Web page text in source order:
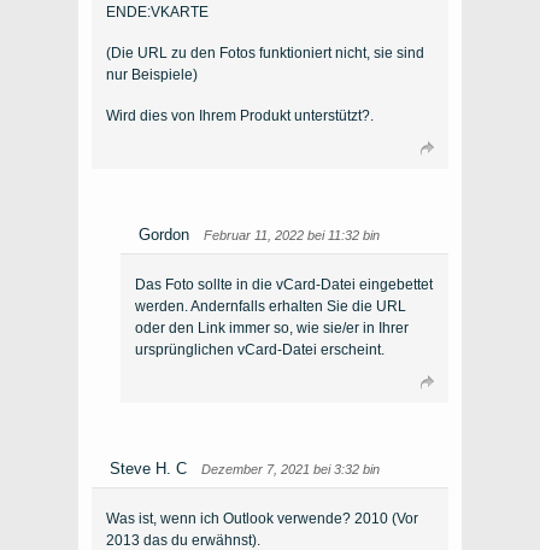
ENDE:VKARTE
(Die URL zu den Fotos funktioniert nicht, sie sind
nur Beispiele)
Wird dies von Ihrem Produkt unterstützt?.
Gordon Februar 11, 2022 bei 11:32 bin
Das Foto sollte in die vCard-Datei eingebettet
werden. Andernfalls erhalten Sie die URL
oder den Link immer so, wie sie/er in Ihrer
ursprünglichen vCard-Datei erscheint.
Steve H. C Dezember 7, 2021 bei 3:32 bin
Was ist, wenn ich Outlook verwende? 2010 (Vor
2013 das du erwähnst).